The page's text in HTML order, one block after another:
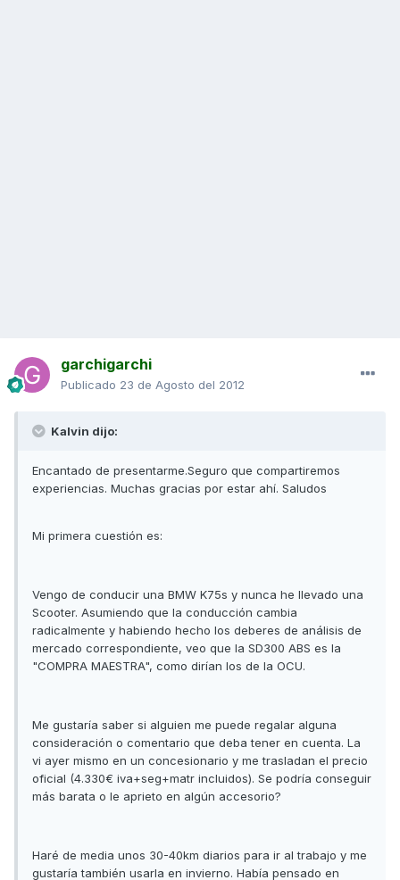
garchigarchi
Publicado 23 de Agosto del 2012
Kalvin dijo:
Encantado de presentarme.Seguro que compartiremos
experiencias. Muchas gracias por estar ahí. Saludos
Mi primera cuestión es:
Vengo de conducir una BMW K75s y nunca he llevado una
Scooter. Asumiendo que la conducción cambia
radicalmente y habiendo hecho los deberes de análisis de
mercado correspondiente, veo que la SD300 ABS es la
"COMPRA MAESTRA", como dirían los de la OCU.
Me gustaría saber si alguien me puede regalar alguna
consideración o comentario que deba tener en cuenta. La
vi ayer mismo en un concesionario y me trasladan el precio
oficial (4.330€ iva+seg+matr incluidos). Se podría conseguir
más barata o le aprieto en algún accesorio?
Haré de media unos 30-40km diarios para ir al trabajo y me
gustaría también usarla en invierno. Había pensado en